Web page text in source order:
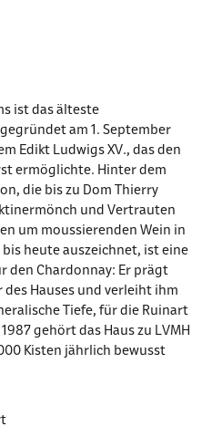
ist das älteste
am 1. September
Edikt Ludwigs XV., das den
ermöglichte. Hinter dem
die bis zu Dom Thierry
und Vertrauten
um moussierenden Wein in
heute auszeichnet, ist eine
den Chardonnay: Er prägt
Hauses und verleiht ihm
Tiefe, für die Ruinart
gehört das Haus zu LVMH
Kisten jährlich bewusst